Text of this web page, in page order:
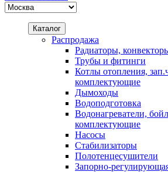
Каталог
Распродажа
Радиаторы,
Трубы и фитинги
Котлы отопления,
комплектующие
Дымоходы
Водоподготовка
Водонагреватели,
комплектующие
Насосы
Стабилизаторы
Полотенцесушители
Запорно-